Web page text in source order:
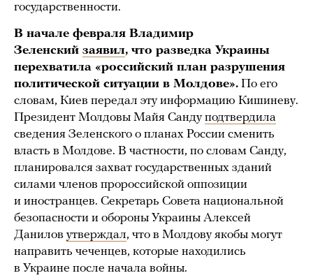
государственности.
В начале февраля Владимир
Зеленский заявил, что разведка Украины
перехватила «российский план разрушения
политической ситуации в Молдове». По его
словам, Киев передал эту информацию Кишиневу.
Президент Молдовы Майя Сандуподтвердила
сведения Зеленского о планах России сменить
власть в Молдове. В частности, по словам Санду,
планировался захват государственных зданий
силами членов пророссийской оппозиции
и иностранцев. Секретарь Совета национальной
безопасности и обороны Украины Алексей
Данилов утверждал, что в Молдову якобы могут
направить чеченцев, которые находились
в Украине после начала войны.